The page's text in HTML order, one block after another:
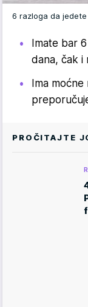
6 razloga da
Imate bar
dana, čak i
Ima
PROČITAJTE